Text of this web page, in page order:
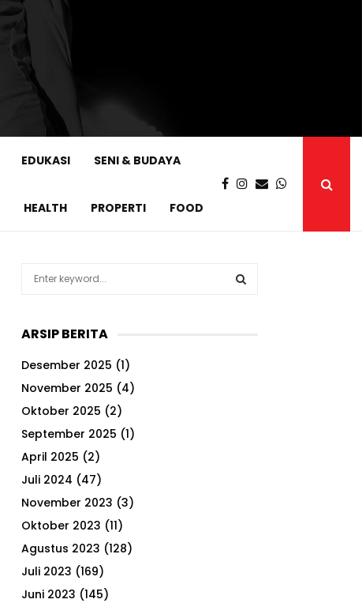
EDUKASI SENI & BUDAYA
HEALTH PROPERTI FOOD
c
f
o
r
ARSIP BERITA
Desember 2025 (1)
November 2025 (4)
Oktober 2025 (2)
September 2025 (1)
April 2025 (2)
Juli 2024 (47)
November 2023 (3)
Oktober 2023 (11)
Agustus 2023 (128)
Juli 2023 (169)
Juni 2023 (145)